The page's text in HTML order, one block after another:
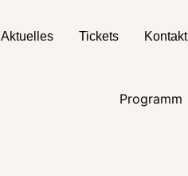
Aktuelles Tickets Kontakt
Programm